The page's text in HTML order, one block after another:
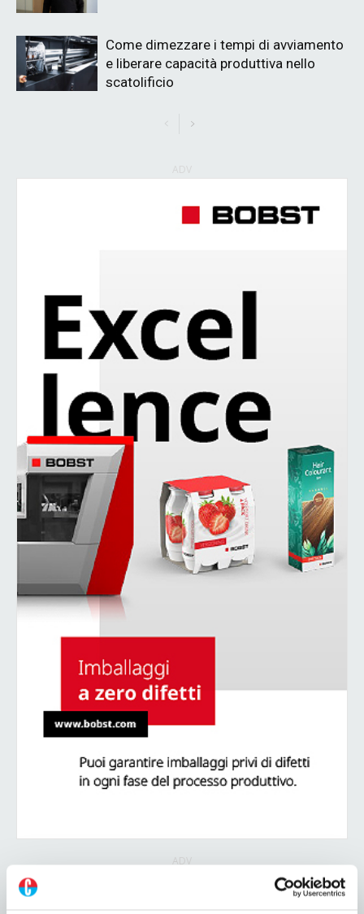
Come dimezzare i tempi di avviamento
e liberare capacità produttiva nello
scatolificio
ADV